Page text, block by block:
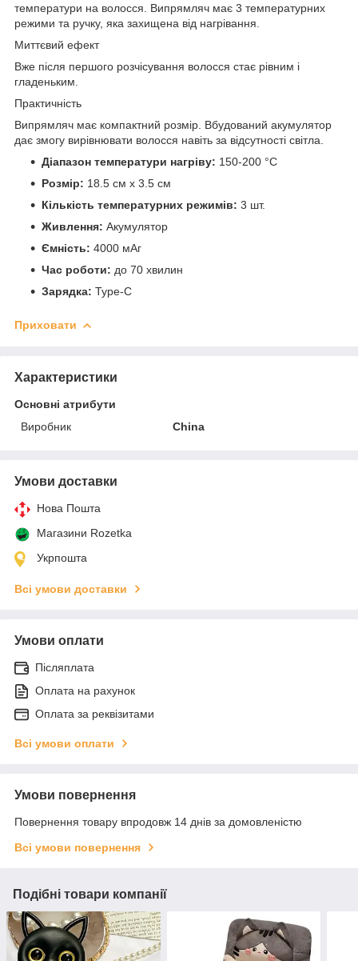
температури на волосся. Випрямляч має 3 температурних
режими та ручку, яка захищена від нагрівання.
Миттєвий ефект
Вже після першого розчісування волосся стає рівним і
гладеньким.
Практичність
Випрямляч має компактний розмір. Вбудований акумулятор
дає змогу вирівнювати волосся навіть за відсутності світла.
Діапазон температури нагріву: 150-200 °C
Розмір: 18.5 см х 3.5 см
Кількість температурних режимів: 3 шт.
Живлення: Акумулятор
Ємність: 4000 мАг
Час роботи: до 70 хвилин
Зарядка: Туре-С
Приховати
Характеристики
Основні атрибути
Виробник
China
Умови доставки
Нова Пошта
Магазини Rozetka
Укрпошта
Всі умови доставки
Умови оплати
Післяплата
Оплата на рахунок
Оплата за реквізитами
Всі умови оплати
Умови повернення
Повернення товару впродовж 14 днів за домовленістю
Всі умови повернення
Подібні товари компанії